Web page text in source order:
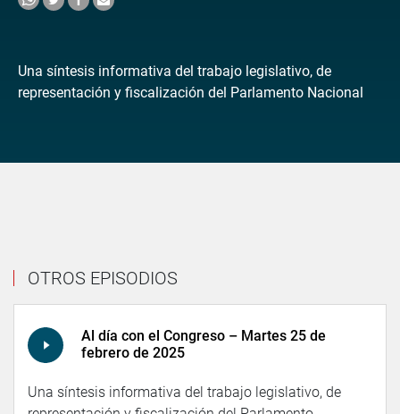
Una síntesis informativa del trabajo legislativo, de
representación y fiscalización del Parlamento Nacional
OTROS EPISODIOS
Al día con el Congreso – Martes 25 de
febrero de 2025
Una síntesis informativa del trabajo legislativo, de